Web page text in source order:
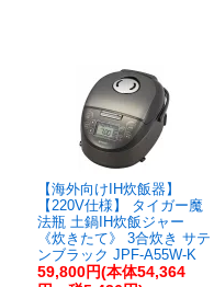
【海外向けIH炊飯器】
【220V仕様】 タイガー魔
法瓶 土鍋IH炊飯ジャー
《炊きたて》 3合炊き サテ
ンブラック JPF-A55W-K
59,800円(本体54,364